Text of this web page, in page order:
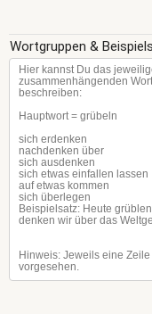
Wortgruppen &